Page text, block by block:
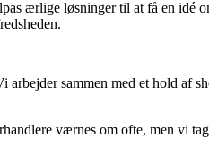
ærlige løsninger til at få en idé
arbejder sammen med et hold af
værnes om ofte, men vi